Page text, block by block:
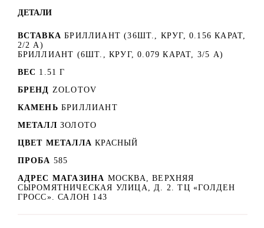
ДЕТАЛИ
ВСТАВКА БРИЛЛИАНТ (36ШТ., КРУГ, 0.156 КАРАТ,
2/2 А)
БРИЛЛИАНТ (6ШТ., КРУГ, 0.079 КАРАТ, 3/5 А)
ВЕС 1.51 Г
БРЕНД ZOLOTOV
КАМЕНЬ БРИЛЛИАНТ
МЕТАЛЛ ЗОЛОТО
ЦВЕТ МЕТАЛЛА КРАСНЫЙ
ПРОБА 585
АДРЕС МАГАЗИНА МОСКВА, ВЕРХНЯЯ
СЫРОМЯТНИЧЕСКАЯ УЛИЦА, Д. 2. ТЦ «ГОЛДЕН
ГРОСС». САЛОН 143